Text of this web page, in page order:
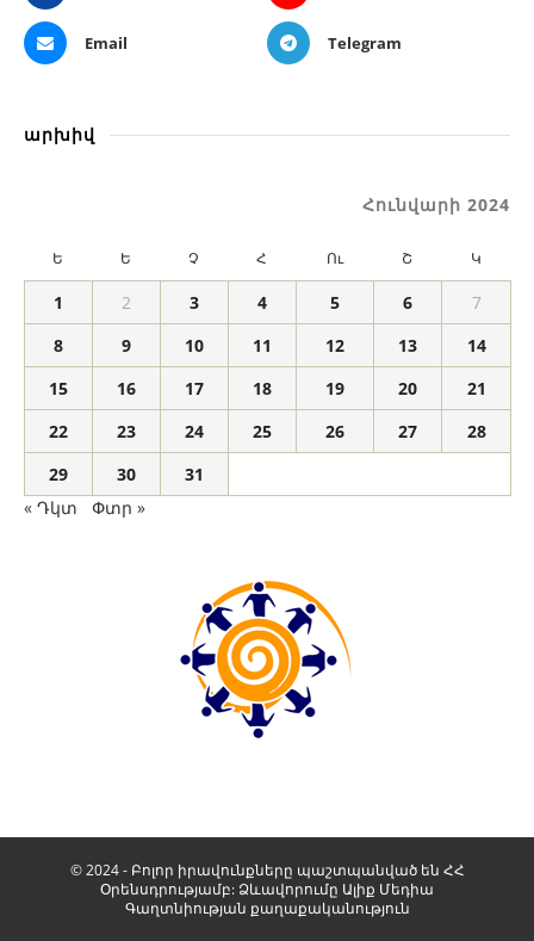
Email Telegram
արխիվ
Հունվարի 2024
Ե Ե Չ Հ Ու Շ Կ
1 2 3 4 5 6
7
8
9 10 11 12 13
14
15
16 17 18 19 20
21
22
23 24 25 26 27
28
29
30
31
« Դկտ
Փտր »
© 2024 - Բոլոր իրավունքները պաշտպանված են ՀՀ
Օրենսդրությամբ: Ձևավորումը Ալիք Մեդիա
Գաղտնիության քաղաքականություն